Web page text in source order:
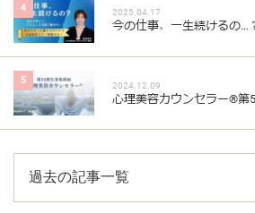
4 2025.04.17
今の仕事、一生続けるの…
5 2024.12.09
心理美容カウンセラー®︎第